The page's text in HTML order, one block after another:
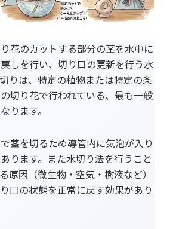
花のカットする部分の茎を水中に
しを行い、切り口の更新を行う水
りは、特定の植物または特定の条
切り花で行われている、最も一般
ります。
茎を切るため導管内に気泡が入り
ります。また水切り法を行うこと
原因（微生物・空気・樹液など）
口の状態を正常に戻す効果があり